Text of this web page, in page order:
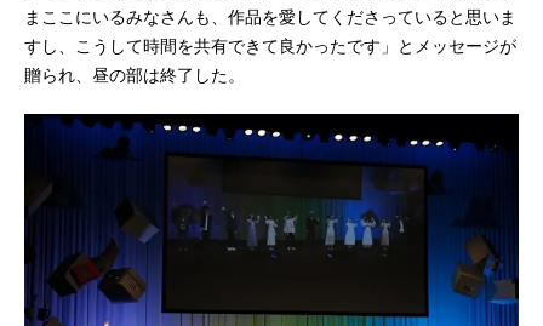
まここにいるみなさんも、作品を愛してくださっていると思いま
すし、こうして時間を共有できて良かったです」とメッセージが
贈られ、昼の部は終了した。